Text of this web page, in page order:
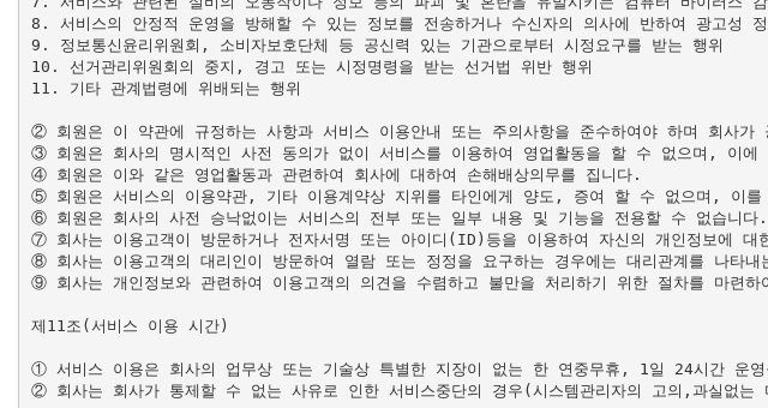
8. 서비스의 안정적 운영을 방해할 수 있는 정보를 전송하거나 수신자의 의사에 반하여 광고성
9. 정보통신윤리위원회, 소비자보호단체 등 공신력 있는 기관으로부터 시정요구를 받는 행위
10. 선거관리위원회의 중지, 경고 또는 시정명령을 받는 선거법 위반 행위
11. 기타 관계법령에 위배되는 행위
② 회원은 이 약관에 규정하는 사항과 서비스 이용안내 또는 주의사항을 준수하여야 하며 회사가
③ 회원은 회사의 명시적인 사전 동의가 없이 서비스를 이용하여 영업활동을 할 수 없으며, 이에
④ 회원은 이와 같은 영업활동과 관련하여 회사에 대하여 손해배상의무를 집니다.
⑤ 회원은 서비스의 이용약관, 기타 이용계약상 지위를 타인에게 양도, 증여 할 수 없으며, 이를
⑥ 회원은 회사의 사전 승낙없이는 서비스의 전부 또는 일부 내용 및 기능을 전용할 수 없습니다.
⑦ 회사는 이용고객이 방문하거나 전자서명 또는 아이디(ID)등을 이용하여 자신의 개인정보에
⑧ 회사는 이용고객의 대리인이 방문하여 열람 또는 정정을 요구하는 경우에는 대리관계를 나타
⑨ 회사는 개인정보와 관련하여 이용고객의 의견을 수렴하고 불만을 처리하기 위한 절차를 마련하
제11조(서비스 이용 시간)
① 서비스 이용은 회사의 업무상 또는 기술상 특별한 지장이 없는 한 연중무휴, 1일 24시간 운
② 회사는 회사가 통제할 수 없는 사유로 인한 서비스중단의 경우(시스템관리자의 고의,과실없